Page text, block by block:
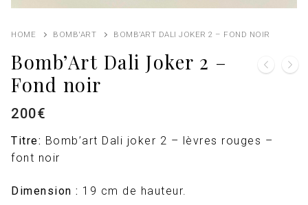
HOME BOMB'ART BOMB’ART DALI JOKER 2 – FOND NOIR
Bomb’Art Dali Joker 2 –
Fond noir
200€
Titre: Bomb’art Dali joker 2 – lèvres rouges –
font noir
Dimension : 19 cm de hauteur.